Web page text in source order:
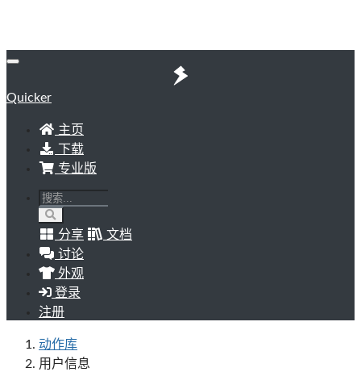
Quicker
主页
下载
专业版
分享
文档
讨论
外观
登录
注册
动作库
用户信息